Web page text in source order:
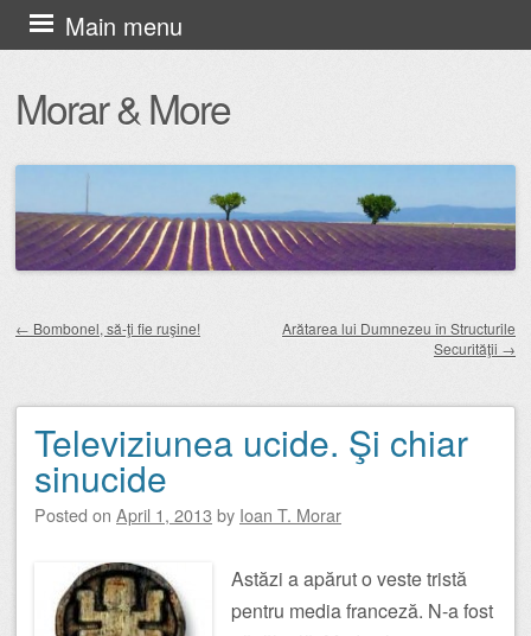
Morar & More
Main menu
Skip
to
content
← Bombonel, să-ţi fie ruşine!
Arătarea lui Dumnezeu în Structurile
Securităţii →
Televiziunea ucide. Şi chiar
sinucide
Posted on April 1, 2013 by Ioan T. Morar
Astăzi a apărut o veste tristă
pentru media franceză. N-a fost